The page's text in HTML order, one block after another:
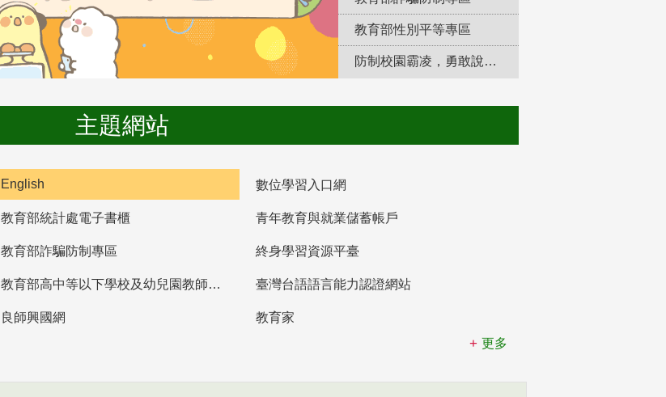
教育部性別平等專區
防制校園霸凌，勇敢說出來！
主題網站
English 數位學習入口網
教育部統計處電子書櫃 青年教育與就業儲蓄帳戶
教育部詐騙防制專區 終身學習資源平臺
教育部高中等以下學校及幼兒園教師資格檢定考試 臺灣台語語言能力認證網站
良師興國網
教育家
更多